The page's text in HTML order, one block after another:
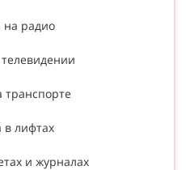
на радио
транспорте
в лифтах
и журналах